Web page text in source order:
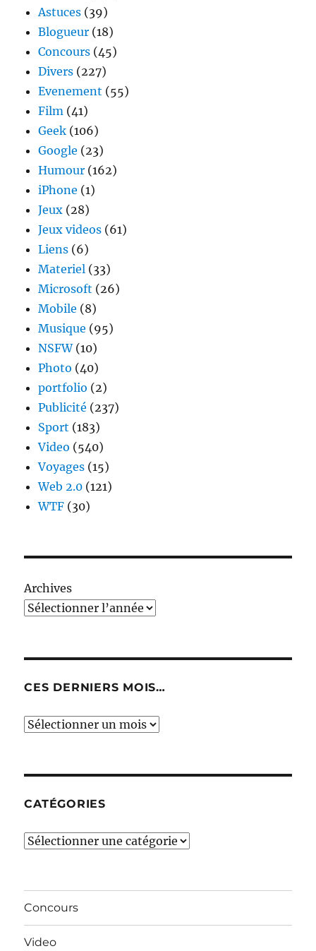
Astuces (39)
Blogueur (18)
Concours (45)
Divers (227)
Evenement (55)
Film (41)
Geek (106)
Google (23)
Humour (162)
iPhone (1)
Jeux (28)
Jeux videos (61)
Liens (6)
Materiel (33)
Microsoft (26)
Mobile (8)
Musique (95)
NSFW(10)
Photo (40)
portfolio (2)
Publicité (237)
Sport (183)
Video (540)
Voyages (15)
Web 2.0 (121)
WTF (30)
Archives
CES DERNIERS MOIS…
Ces
CATÉGORIES
Catégories
Concours
Video